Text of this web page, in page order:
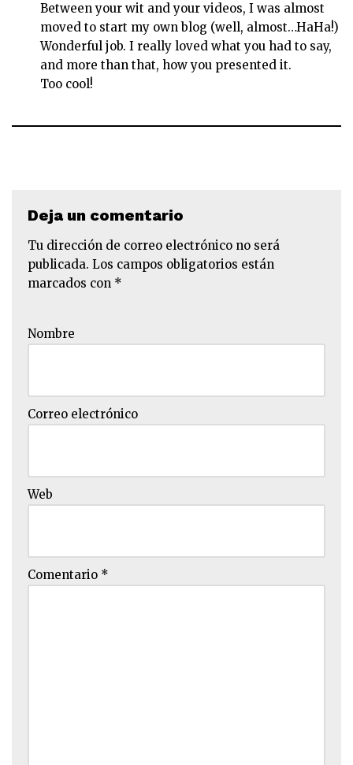
Between your wit and your videos, I was almost
moved to start my own blog (well, almost…HaHa!)
Wonderful job. I really loved what you had to say,
and more than that, how you presented it.
Too cool!
Deja un comentario
Tu dirección de correo electrónico no será
publicada. Los campos obligatorios están
marcados con *
Nombre
Correo electrónico
Web
Comentario *